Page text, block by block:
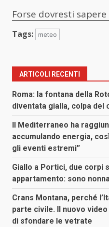
Forse dovresti
Tags: meteo
ARTICOLI RECENTI
Roma: la fontana della
diventata gialla, colpa del
Il Mediterraneo ha
accumulando energia,
gli eventi estremi”
Giallo a Portici, due corpi
appartamento: sono
Crans Montana, perché
parte civile. Il nuovo
di sfondare le vetrate